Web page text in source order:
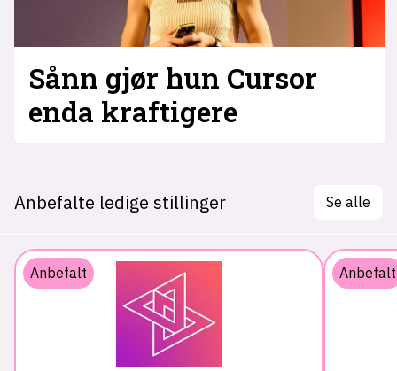
Sånn gjør hun Cursor
enda kraftigere
Anbefalte ledige stillinger Se alle
Anbefalt Anbefalt